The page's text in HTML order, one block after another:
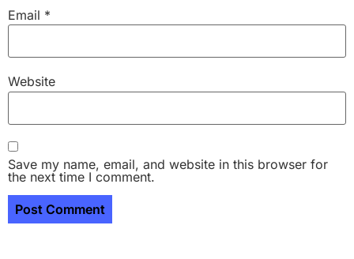
Email *
Website
Save my name, email, and website in this browser for
the next time I comment.